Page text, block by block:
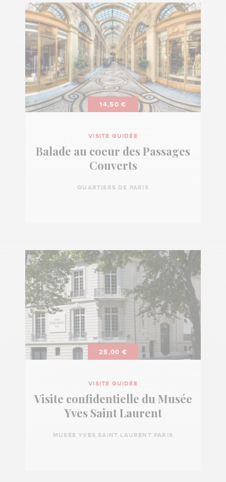
14,50 €
VISITE GUIDÉE
Balade au coeur des Passages
Couverts
QUARTIERS DE PARIS
25,00 €
VISITE GUIDÉE
Visite confidentielle du Musée
Yves Saint Laurent
MUSÉE YVES SAINT LAURENT PARIS